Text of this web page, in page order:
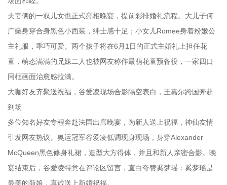
夫妻俩的一双儿女也正式亮相晚宴，提前彩排婚礼流程。大儿子何
广燊身穿合身黑色小西装，绅士感十足；小女儿Romee身着粉嫩公
主礼服，乖巧可爱。两个孩子将在6月1日的正式主婚礼上担任花
童，萌态满满的兄妹二人也被网友称作最萌花童预备役，一家四口
同框画面治愈感拉满。
大咖好友齐聚送祝福，谷爱凌现场合影隔空表白，王嘉尔跨国奔赴
到场
多位知名好友专程奔赴法国出席晚宴，为新人送上祝福，神仙友情
引发网友热议。奥运冠军谷爱凌低调现身现场，身穿Alexander
McQueen黑色修身礼裙，造型大方得体，并且和新人亲密合影。晚
宴结束后，谷爱凌特意在评论区留言，直白夸赞奚梦瑶：奚梦瑶是
最美的新娘，真诚送上新婚祝福。